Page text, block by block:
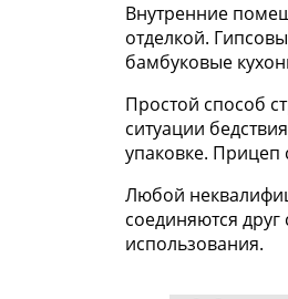
Внутренние
отделкой.
бамбуковые
Простой способ
ситуации
упаковке. Прицеп
Любой
соединяются
использования.